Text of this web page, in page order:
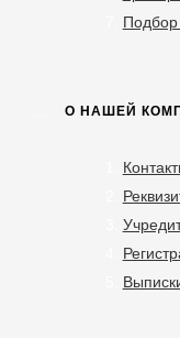
Подбор
О НАШЕЙ